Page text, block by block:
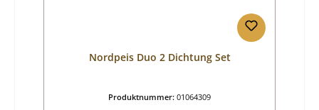
Nordpeis Duo 2 Dichtung Set
Produktnummer: 01064309